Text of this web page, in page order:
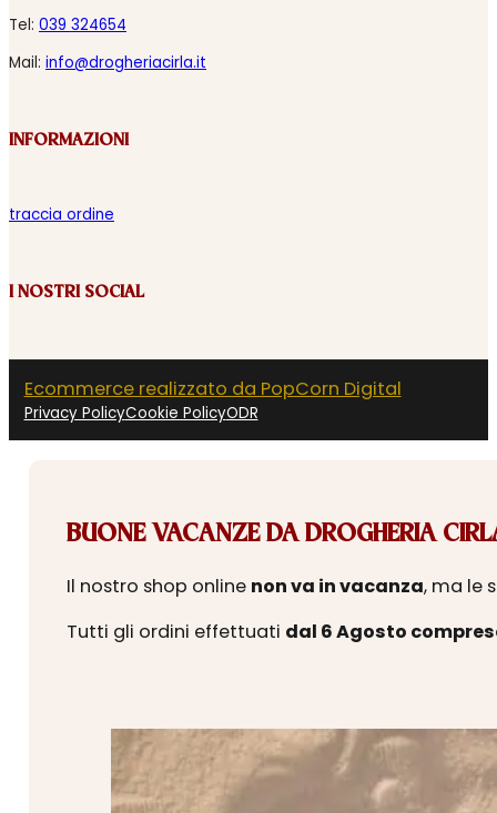
Tel: 039 324654
Mail: info@drogheriacirla.it
INFORMAZIONI
traccia ordine
I NOSTRI SOCIAL
Ecommerce realizzato da PopCorn Digital
Privacy PolicyCookie PolicyODR
BUONE VACANZE DA DROGHERIA
Il nostro shop online non va in vacanza, ma le
Tutti gli ordini effettuati dal 6 Agosto